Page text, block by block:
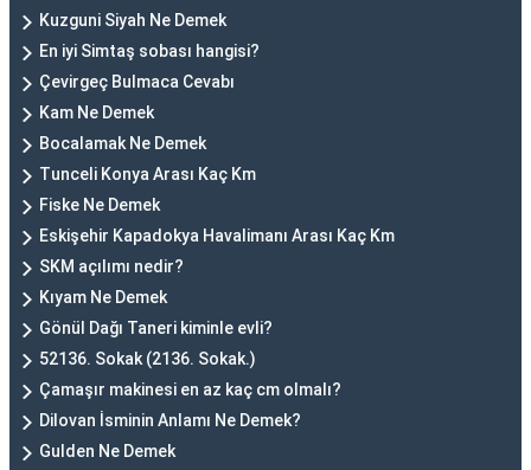
Kuzguni Siyah Ne Demek
En iyi Simtaş sobası hangisi?
Çevirgeç Bulmaca Cevabı
Kam Ne Demek
Bocalamak Ne Demek
Tunceli Konya Arası Kaç Km
Fiske Ne Demek
Eskişehir Kapadokya Havalimanı Arası Kaç Km
SKM açılımı nedir?
Kıyam Ne Demek
Gönül Dağı Taneri kiminle evli?
52136. Sokak (2136. Sokak.)
Çamaşır makinesi en az kaç cm olmalı?
Dilovan İsminin Anlamı Ne Demek?
Gulden Ne Demek